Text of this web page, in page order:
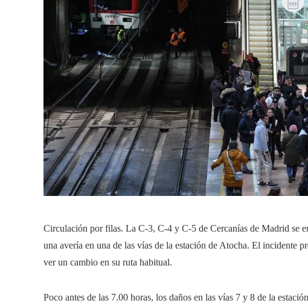
Circulación por filas. La C-3, C-4 y C-5 de Cercanías de Madrid se
una avería en una de las vías de la estación de Atocha. El incidente
ver un cambio en su ruta habitual.
Poco antes de las 7.00 horas, los daños en las vías 7 y 8 de la